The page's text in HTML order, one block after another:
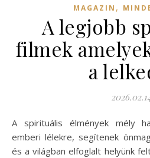
MAGAZIN ,
A legjobb
filmek
a
A spirituális élmények mély hatást gyakorolhatnak az
emberi lélekre, segítenek
és a világban elfoglalt helyünk